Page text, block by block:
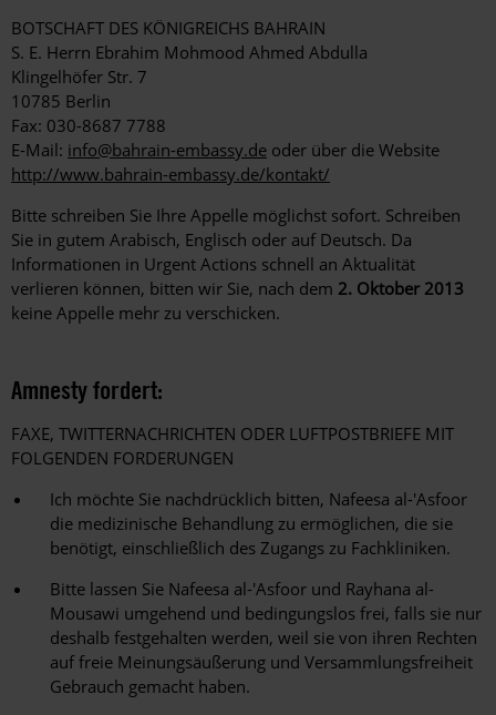
BOTSCHAFT DES KÖNIGREICHS BAHRAIN
S. E. Herrn Ebrahim Mohmood Ahmed Abdulla
Klingelhöfer Str. 7
10785 Berlin
Fax: 030-8687 7788
E-Mail: info@bahrain-embassy.de oder über die Website
http://www.bahrain-embassy.de/kontakt/
Bitte schreiben Sie Ihre Appelle möglichst sofort. Schreiben
Sie in gutem Arabisch, Englisch oder auf Deutsch. Da
Informationen in Urgent Actions schnell an Aktualität
verlieren können, bitten wir Sie, nach dem 2. Oktober 2013
keine Appelle mehr zu verschicken.
Amnesty fordert:
FAXE, TWITTERNACHRICHTEN ODER LUFTPOSTBRIEFE MIT
FOLGENDEN FORDERUNGEN
Ich möchte Sie nachdrücklich bitten, Nafeesa al-'Asfoor
die medizinische Behandlung zu ermöglichen, die sie
benötigt, einschließlich des Zugangs zu Fachkliniken.
Bitte lassen Sie Nafeesa al-'Asfoor und Rayhana al-
Mousawi umgehend und bedingungslos frei, falls sie nur
deshalb festgehalten werden, weil sie von ihren Rechten
auf freie Meinungsäußerung und Versammlungsfreiheit
Gebrauch gemacht haben.